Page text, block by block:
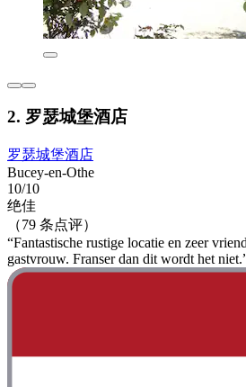
2. 罗瑟城堡酒店
罗瑟城堡酒店
Bucey-en-Othe
10/10
绝佳
（79 条点评）
“Fantastische rustige locatie en zeer
gastvrouw. Franser dan dit wordt het